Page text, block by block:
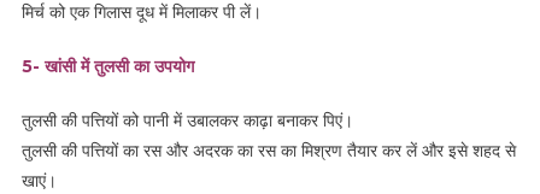
मिर्च को एक गिलास दूध में मिलाकर पी लें।
5- खांसी में तुलसी का उपयोग
तुलसी की पत्तियों को पानी में उबालकर काढ़ा बनाकर पिएं।
तुलसी की पत्तियों का रस और अदरक का रस का मिश्रण तैयार कर लें और इसे शहद से
खाएं।